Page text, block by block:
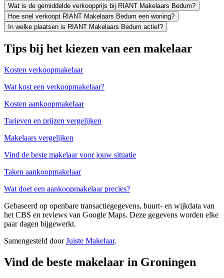
Wat is de gemiddelde verkoopprijs bij RIANT Makelaars Bedum?
Hoe snel verkoopt RIANT Makelaars Bedum een woning?
In welke plaatsen is RIANT Makelaars Bedum actief?
Tips bij het kiezen van een makelaar
Kosten verkoopmakelaar
Wat kost een verkoopmakelaar?
Kosten aankoopmakelaar
Tarieven en prijzen vergelijken
Makelaars vergelijken
Vind de beste makelaar voor jouw situatie
Taken aankoopmakelaar
Wat doet een aankoopmakelaar precies?
Gebaseerd op openbare transactiegegevens, buurt- en wijkdata van
het CBS en reviews van Google Maps. Deze gegevens worden elke
paar dagen bijgewerkt.
Samengesteld doorJuiste Makelaar.
Vind de beste makelaar in Groningen